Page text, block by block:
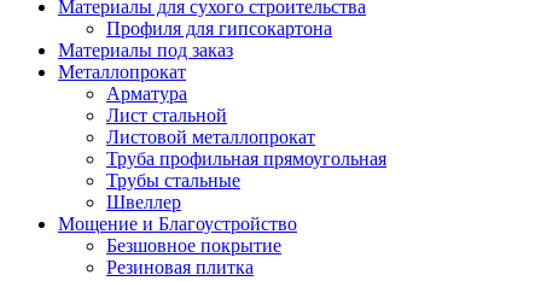
Материалы для сухого строительства
Профиля для гипсокартона
Материалы под заказ
Металлопрокат
Арматура
Лист стальной
Листовой металлопрокат
Труба профильная прямоугольная
Трубы стальные
Швеллер
Мощение и Благоустройство
Безшовное покрытие
Резиновая плитка